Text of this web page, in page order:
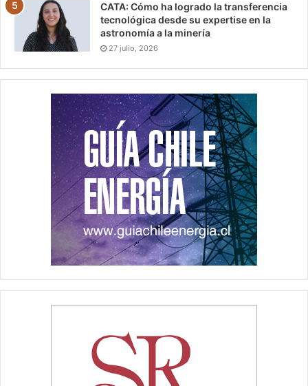
CATA: Cómo ha logrado la transferencia
tecnológica desde su expertise en la
astronomía a la minería
27 julio, 2026